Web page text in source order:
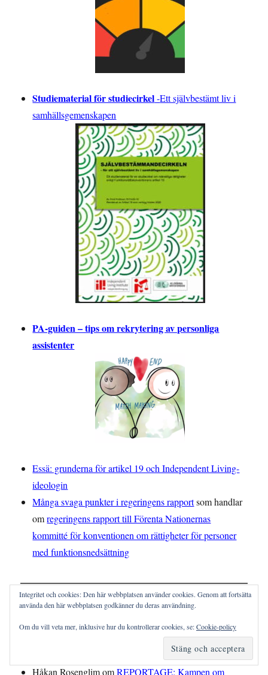
Studiematerial för studiecirkel-Ett självbestämt liv i
samhällsgemenskapen
PA-guiden – tips om rekrytering av personliga
assistenter
Essä: grunderna för artikel 19 och Independent Living-
ideologin
Många svaga punkter i regeringens rapportsom handlar
omregeringens rapport till Förenta Nationernas
kommitté för konventionen om rättigheter för personer
med funktionsnedsättning
KOMMENTARER
Hur kan Artikel 19 implementeras i
Håkan RosenglimomREPORTAGE: Kampen om
Integritet och cookies: Den här webbplatsen använder cookies. Genom att fortsätta
använda den här webbplatsen godkänner du deras användning.
Om du vill veta mer, inklusive hur du kontrollerar cookies, se:Cookie-policy